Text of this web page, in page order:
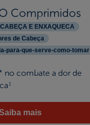
Comprimidos
E ENXAQUECA
de Cabeça
para-que-serve-como-tomar
no combate a dor de
1
mais